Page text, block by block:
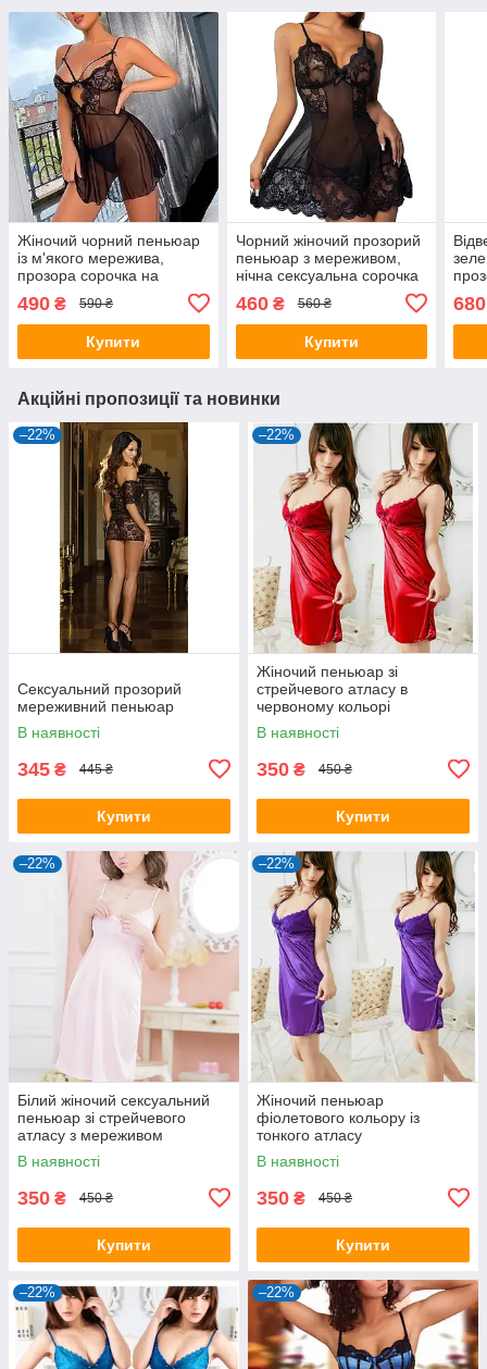
Жіночий чорний пеньюар
із м'якого мережива,
прозора сорочка на
490 ₴ 590 ₴
Купити
Чорний жіночий прозорий
пеньюар з мереживом,
нічна сексуальна сорочка
460₴ 560 ₴
Купити
680
Акційні пропозиції та новинки
–22%
Сексуальний прозорий
мереживний пеньюар
В наявності
345 ₴ 445 ₴
Купити
–22%
Жіночий пеньюар зі
стрейчевого атласу в
червоному кольорі
В наявності
350 ₴ 450 ₴
Купити
–22%
Білий жіночий сексуальний
пеньюар зі стрейчевого
атласу з мереживом
В наявності
350 ₴ 450 ₴
Купити
–22%
Жіночий пеньюар
фіолетового кольору із
тонкого атласу
В наявності
350 ₴ 450 ₴
Купити
–22% –22%